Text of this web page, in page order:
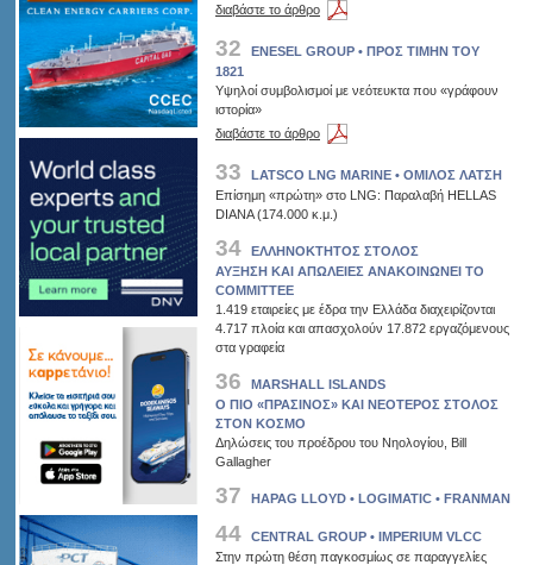
διαβάστε το άρθρο
32
ENESEL GROUP • ΠΡΟΣ ΤΙΜΗΝ ΤΟΥ
1821
Yψηλοί συμβολισμοί με νεότευκτα που «γράφουν
ιστορία»
διαβάστε το άρθρο
33
LATSCO LNG MARINE • ΟΜΙΛΟΣ ΛΑΤΣΗ
Επίσημη «πρώτη» στο LNG: Παραλαβή HELLAS
DIANA (174.000 κ.μ.)
34
ΕΛΛΗΝΟΚΤΗΤΟΣ ΣΤΟΛΟΣ
ΑΥΞΗΣΗ ΚΑΙ ΑΠΩΛΕΙΕΣ ΑΝΑΚΟΙΝΩΝΕΙ ΤΟ
COMMITTEE
1.419 εταιρείες με έδρα την Ελλάδα διαχειρίζονται
4.717 πλοία και απασχολούν 17.872 εργαζόμενους
στα γραφεία
36
MARSHALL ISLANDS
O ΠΙΟ «ΠΡΑΣΙΝΟΣ» ΚΑΙ ΝΕΟΤΕΡΟΣ ΣΤΟΛΟΣ
ΣΤΟΝ ΚΟΣΜΟ
Δηλώσεις του προέδρου του Νηολογίου, Bill
Gallagher
37 HAPAG LLOYD • LOGIMATIC • FRANMAN
44
CENTRAL GROUP • IMPERIUM VLCC
Στην πρώτη θέση παγκοσμίως σε παραγγελίες